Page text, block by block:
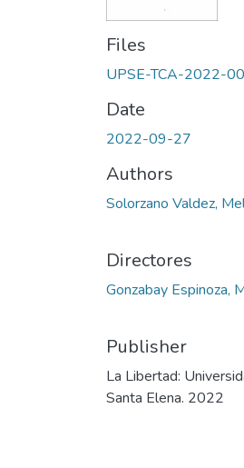
Files
UPSE-TCA-2022-
Date
2022-09-27
Authors
Solorzano Valdez,
Directores
Gonzabay Espinoza,
Publisher
La Libertad:
Santa Elena. 2022